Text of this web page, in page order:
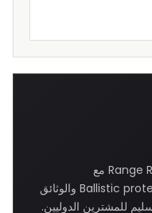
يمكن مناقشة Range Rover SV 4.4L - Black مع
SchutzCarr من حيث مستوى Ballistic protection والوثائق
للمشترين الدوليين.